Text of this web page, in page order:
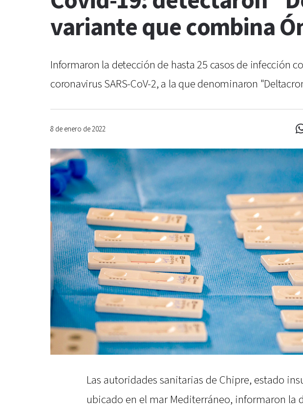
variante que combina
Informaron la detección de hasta 25 casos de infección
coronavirus SARS-CoV-2, a la que denominaron
8 de enero de 2022
Las autoridades sanitarias de Chipre, estado
ubicado en el mar Mediterráneo, informaron la